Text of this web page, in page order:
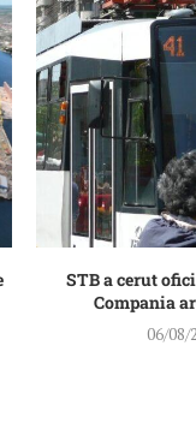
STB a cerut
Compania
06/08/